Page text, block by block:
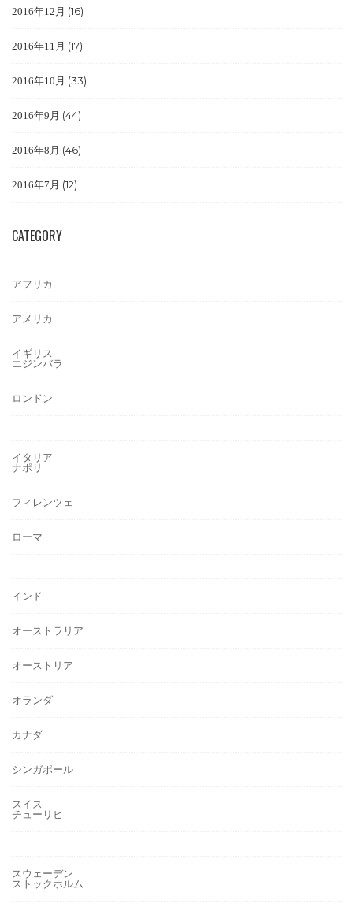
2016年12月 (16)
2016年11月 (17)
2016年10月 (33)
2016年9月 (44)
2016年8月 (46)
2016年7月 (12)
CATEGORY
アフリカ
アメリカ
イギリス
エジンバラ
ロンドン
イタリア
ナポリ
フィレンツェ
ローマ
インド
オーストラリア
オーストリア
オランダ
カナダ
シンガポール
スイス
チューリヒ
スウェーデン
ストックホルム